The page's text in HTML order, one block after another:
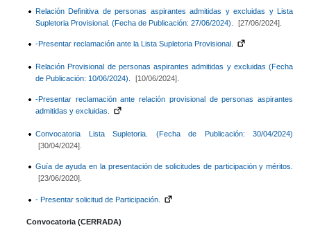
Relación Definitiva de personas aspirantes admitidas y excluidas y Lista
Supletoria Provisional. (Fecha de Publicación: 27/06/2024).
[27/06/2024].
-Presentar reclamación ante la Lista Supletoria Provisional.
Relación Provisional de personas aspirantes admitidas y excluidas (Fecha
de Publicación: 10/06/2024).
[10/06/2024].
-Presentar reclamación ante relación provisional de personas aspirantes
admitidas y excluidas.
Convocatoria Lista Supletoria. (Fecha de Publicación: 30/04/2024)
[30/04/2024].
Guía de ayuda en la presentación de solicitudes de participación y méritos.
[23/06/2020].
- Presentar solicitud de Participación.
Convocatoria (CERRADA)